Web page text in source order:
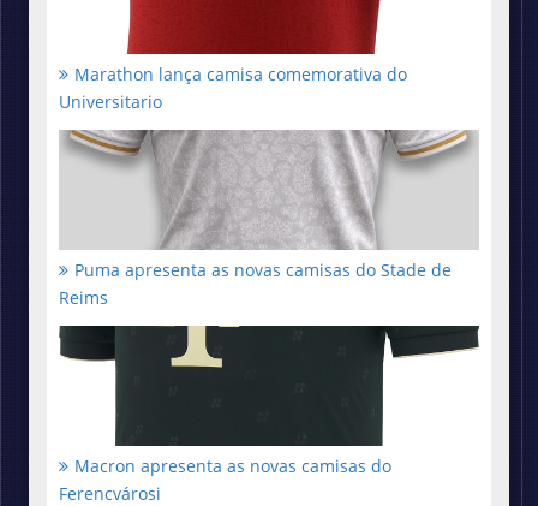
Marathon lança camisa comemorativa do
Universitario
Puma apresenta as novas camisas do Stade de
Reims
Macron apresenta as novas camisas do
Ferencvárosi